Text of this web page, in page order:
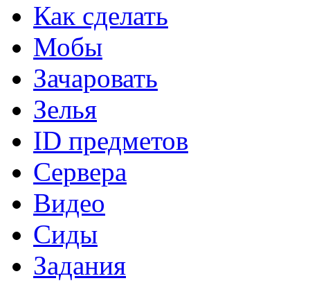
Как сделать
Мобы
Зачаровать
Зелья
ID предметов
Сервера
Видео
Сиды
Задания